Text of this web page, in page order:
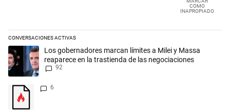
COMO
INAPROPIADO
CONVERSACIONES ACTIVAS
Este listado muestra los artículos con más comentarios en los
Un artículo de tendencia con el título "Los gobernadores marcan
Los gobernadores marcan límites a Milei y Massa
reaparece en la trastienda de las negociaciones
92
Un artículo de tendencia con el título "" con 6 comentarios.
6